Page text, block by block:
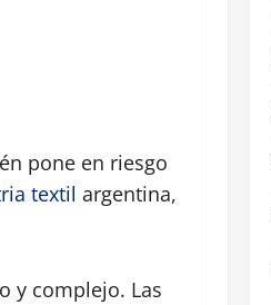
pone en riesgo
textil argentina,
y complejo. Las